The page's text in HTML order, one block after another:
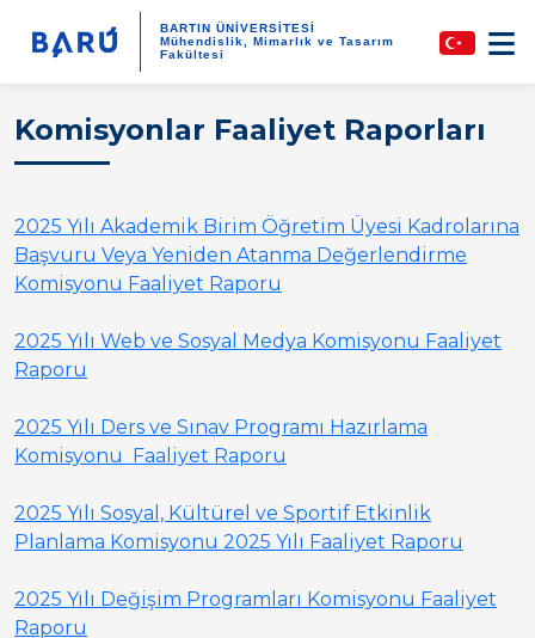
BARTIN ÜNİVERSİTESİ
Mühendislik, Mimarlık ve Tasarım
Fakültesi
Komisyonlar Faaliyet Raporları
2025 Yılı Akademik Birim Öğretim Üyesi Kadrolarına
Başvuru Veya Yeniden Atanma Değerlendirme
Komisyonu Faaliyet Raporu
2025 Yılı Web ve Sosyal Medya Komisyonu Faaliyet
Raporu
2025 Yılı Ders ve Sınav Programı Hazırlama
Komisyonu Faaliyet Raporu
2025 Yılı Sosyal, Kültürel ve Sportif Etkinlik
Planlama Komisyonu 2025 Yılı Faaliyet Raporu
2025 Yılı Değişim Programları Komisyonu Faaliyet
Raporu